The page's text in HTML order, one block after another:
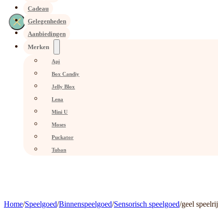
Cadeau
Gelegenheden
Aanbiedingen
Merken
Api
Box Candiy
Jelly Blox
Lena
Mini U
Moses
Puckator
Tuban
Home/Speelgoed/Binnenspeelgoed/Sensorisch speelgoed/geel